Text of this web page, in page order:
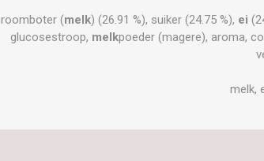
roomboter (melk) (26.91 %), suiker (24.75 %), ei
glucosestroop, melkpoeder (magere), aroma,
melk,